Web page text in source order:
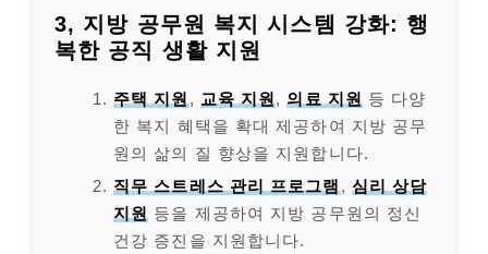
3, 지방 공무원 복지 시스템 강화: 행
복한 공직 생활 지원
주택 지원 , 교육 지원 , 의료 지원 등 다양
한 복지 혜택을 확대 제공하여 지방 공무
원의 삶의 질 향상을 지원합니다.
직무 스트레스 관리 프로그램 , 심리 상담
지원 등을 제공하여 지방 공무원의 정신
건강 증진을 지원합니다.